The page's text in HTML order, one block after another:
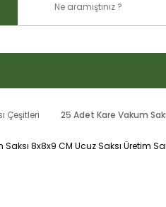
Çeşitleri 25 Adet Kare Vakum